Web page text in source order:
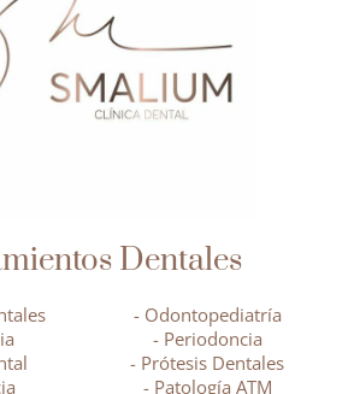
Dentales
- Odontopediatría
- Periodoncia
- Prótesis Dentales
- Patología ATM